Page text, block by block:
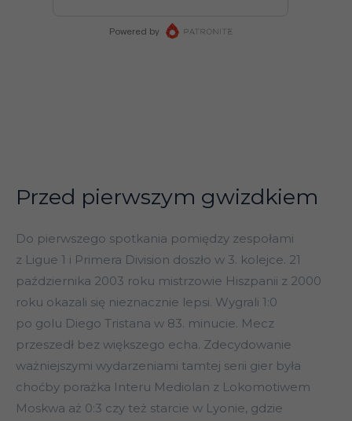
Przed pierwszym gwizdkiem
Do pierwszego spotkania pomiędzy zespołami
z Ligue 1 i Primera Division doszło w 3. kolejce. 21
października 2003 roku mistrzowie Hiszpanii z 2000
roku okazali się nieznacznie lepsi. Wygrali 1:0
po golu Diego Tristana w 83. minucie. Mecz
przeszedł bez większego echa. Zdecydowanie
ważniejszymi wydarzeniami tamtej serii gier była
choćby porażka Interu Mediolan z Lokomotiwem
Moskwa aż 0:3 czy też starcie w Lyonie, gdzie